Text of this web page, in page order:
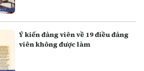
Ý kiến đảng viên về 19 điều đảng
viên không được làm